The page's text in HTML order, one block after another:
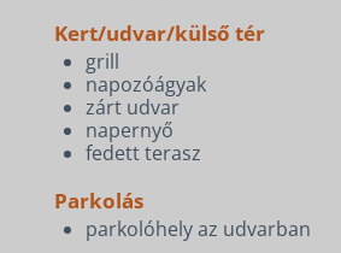
Kert/udvar/külső tér
grill
napozóágyak
zárt udvar
napernyő
fedett terasz
Parkolás
parkolóhely az udvarban